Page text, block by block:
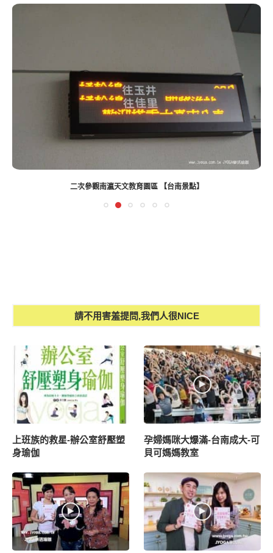
二次參觀南瀛天文教育園區 ‎【台南景點】
請不用害羞提問,我們人很NICE
上班族的救星-辦公室舒壓塑
身瑜伽
孕婦媽咪大爆滿-台南成大-可
貝可媽媽教室